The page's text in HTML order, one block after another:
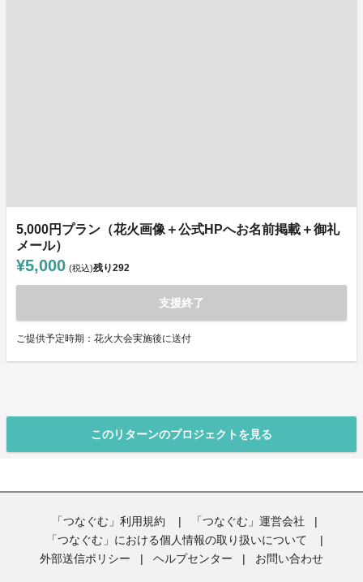
5,000円プラン（花火画像＋公式HPへお名前掲載＋御礼
メール）
¥5,000 (税込)残り292
支援終了
ご提供予定時期：花火大会実施後に送付
このリターンのプロジェクトを見る
「つなぐむ」利用規約 | 「つなぐむ」運営会社
|
「つなぐむ」における個人情報の取り扱いについて
|
外部送信ポリシー
| ヘルプセンター | お問い合わせ